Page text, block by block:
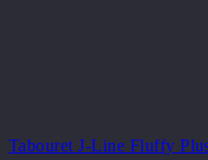
Tabouret J-Line Fluffy